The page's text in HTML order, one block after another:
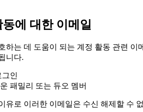
에 대한 이메일
하는 데 도움이 되는 계정 활동 관련 이
니다.
인
패밀리 또는 듀오 멤버
유로 이러한 이메일은 수신 해제할 수